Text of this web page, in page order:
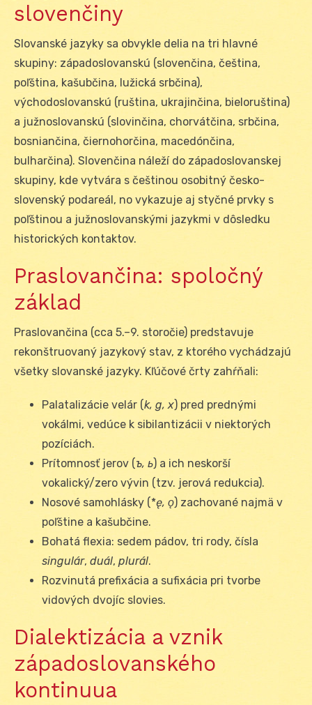
slovenčiny
Slovanské jazyky sa obvykle delia na tri hlavné
skupiny: západoslovanskú (slovenčina, čeština,
poľština, kašubčina, lužická srbčina),
východoslovanskú (ruština, ukrajinčina, bieloruština)
a južnoslovanskú (slovinčina, chorvátčina, srbčina,
bosniančina, čiernohorčina, macedónčina,
bulharčina). Slovenčina náleží do západoslovanskej
skupiny, kde vytvára s češtinou osobitný česko-
slovenský podareál, no vykazuje aj styčné prvky s
poľštinou a južnoslovanskými jazykmi v dôsledku
historických kontaktov.
Praslovančina: spoločný
základ
Praslovančina (cca 5.–9. storočie) predstavuje
rekonštruovaný jazykový stav, z ktorého vychádzajú
všetky slovanské jazyky. Kľúčové črty zahŕňali:
Palatalizácie velár (k, g, x) pred prednými
vokálmi, vedúce k sibilantizácii v niektorých
pozíciách.
Prítomnosť jerov (ъ, ь) a ich neskorší
vokalický/zero vývin (tzv. jerová redukcia).
Nosové samohlásky (*ę, ǫ) zachované najmä v
poľštine a kašubčine.
Bohatá flexia: sedem pádov, tri rody, čísla
singulár, duál, plurál.
Rozvinutá prefixácia a sufixácia pri tvorbe
vidových dvojíc slovies.
Dialektizácia a vznik
západoslovanského
kontinuua